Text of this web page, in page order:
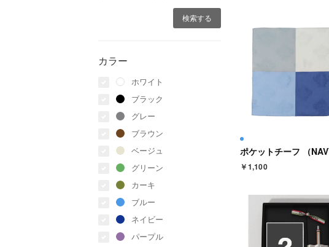
カラー
ホワイト
ブラック
グレー
ブラウン
ベージュ
グリーン
カーキ
ブルー
ネイビー
パープル
ポケットチーフ （
￥1,100